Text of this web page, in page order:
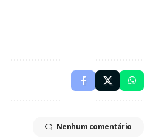
Nenhum comentário